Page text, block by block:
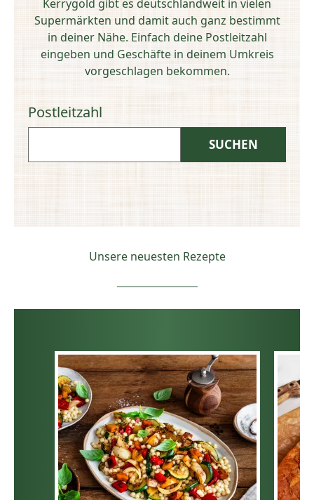
Kerrygold gibt es deutschlandweit in vielen
Supermärkten und damit auch ganz bestimmt
in deiner Nähe. Einfach deine Postleitzahl
eingeben und Geschäfte in deinem Umkreis
vorgeschlagen bekommen.
Postleitzahl
Unsere neuesten Rezepte